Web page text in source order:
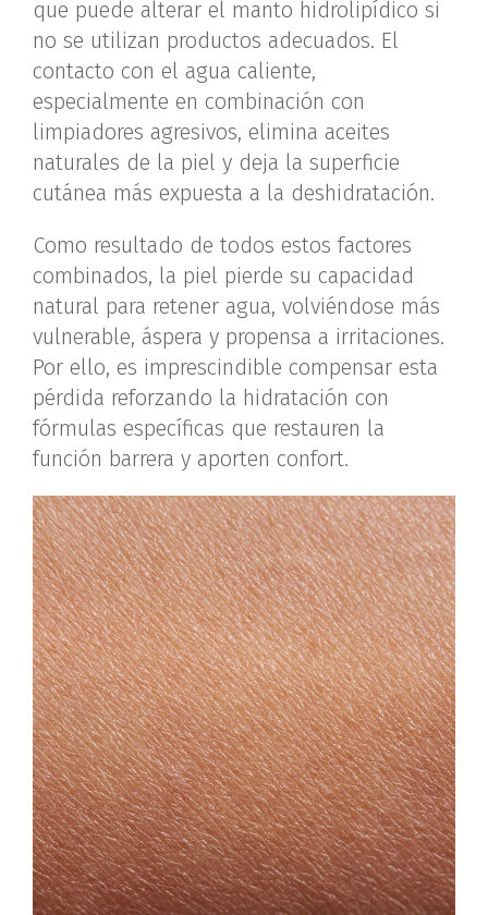
que puede alterar el manto hidrolipídico si
no se utilizan productos adecuados. El
contacto con el agua caliente,
especialmente en combinación con
limpiadores agresivos, elimina aceites
naturales de la piel y deja la superficie
cutánea más expuesta a la deshidratación.
Como resultado de todos estos factores
combinados, la piel pierde su capacidad
natural para retener agua, volviéndose más
vulnerable, áspera y propensa a irritaciones.
Por ello, es imprescindible compensar esta
pérdida reforzando la hidratación con
fórmulas específicas que restauren la
función barrera y aporten confort.